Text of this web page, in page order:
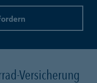
Versicherung